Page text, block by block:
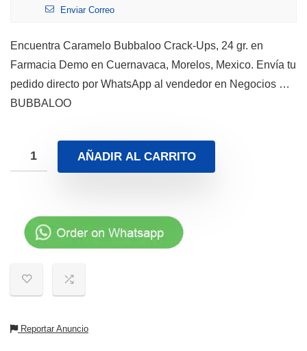
Enviar Correo
Encuentra Caramelo Bubbaloo Crack-Ups, 24 gr. en
Farmacia Demo en Cuernavaca, Morelos, Mexico. Envía tu
pedido directo por WhatsApp al vendedor en Negocios …
BUBBALOO
AÑADIR AL CARRITO
Reportar Anuncio